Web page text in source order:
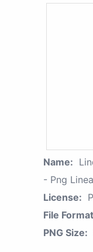
Name:
- Png
License:
File
PNG Size: